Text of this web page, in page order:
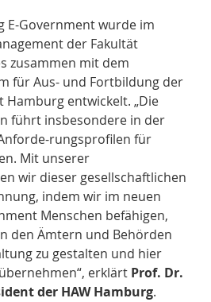
E-Government wurde im
der Fakultät
zusammen mit dem
für Aus- und Fortbildung der
Hamburg entwickelt. „Die
führt insbesondere in der
rungsprofilen für
Mit unserer
wir dieser gesellschaftlichen
indem wir im neuen
Menschen befähigen,
den Ämtern und Behörden
zu gestalten und hier
erklärt Prof. Dr.
der HAW Hamburg.